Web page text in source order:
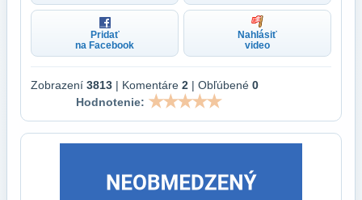
Pridať
na Facebook
Nahlásiť
video
Zobrazení 3813 | Komentáre 2 | Obľúbené 0
Hodnotenie: